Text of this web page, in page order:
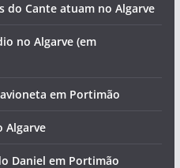
do Cante atuam no Algarve
no Algarve (em
em Portimão
Algarve
Daniel em Portimão